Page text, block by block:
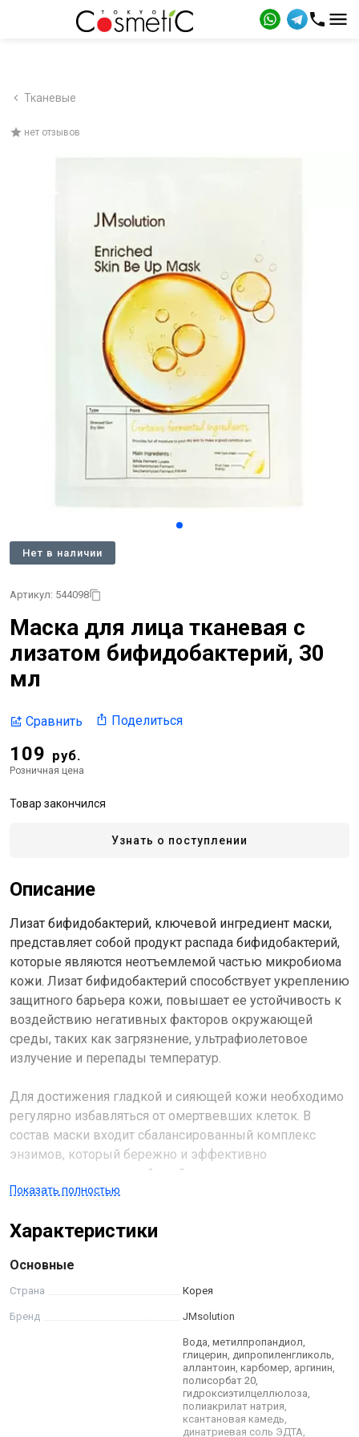
Тканевые
нет отзывов
Нет в наличии
Артикул: 544098
Маска для лица тканевая с
лизатом бифидобактерий, 30
мл
Сравнить Поделиться
109 руб.
Розничная цена
Товар закончился
Узнать о поступлении
Описание
Лизат бифидобактерий, ключевой ингредиент маски,
представляет собой продукт распада бифидобактерий,
которые являются неотъемлемой частью микробиома
кожи. Лизат бифидобактерий способствует укреплению
защитного барьера кожи, повышает ее устойчивость к
воздействию негативных факторов окружающей
среды, таких как загрязнение, ультрафиолетовое
излучение и перепады температур.
Для достижения гладкой и сияющей кожи необходимо
регулярно избавляться от омертвевших клеток. В
состав маски входит сбалансированный комплекс
энзимов, который бережно и эффективно
отшелушивает верхний слой эпидермиса, стимулируя
процессы регенерации и обновления клеток. Энзимы,
деликатно, не повреждая кожу и не вызывая
уменьшить видимость пигментных пятен и улучшить
текстуру.
Ферменты галактомисиса и сахаромицетов – это
мощные антиоксиданты, которые способны
нейтрализовать свободные радикалы, вызывающие
преждевременное старение кожи. Они также
стимулируют синтез коллагена и эластина, белков,
отвечающих за упругость и эластичность кожи.
Показать полностью
Характеристики
Основные
Страна Корея
Бренд JMsolution
Вода, метилпропандиол,
глицерин, дипропиленгликоль,
аллантоин, карбомер, аргинин,
полисорбат 20,
гидроксиэтилцеллюлоза,
полиакрилат натрия,
ксантановая камедь,
динатриевая соль ЭДТА,